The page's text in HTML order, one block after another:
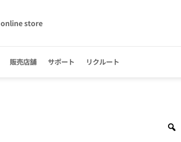
online store
販売店舗 サポート リクルート